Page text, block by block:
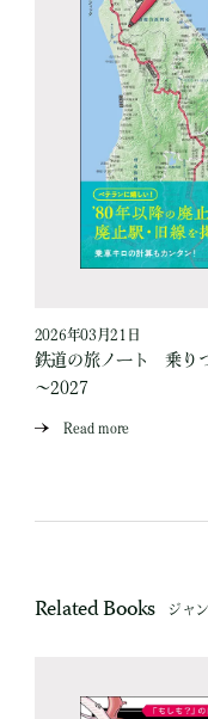
2026年03月21日
鉄道の旅ノート 乗り
～2027
Read more
Related Books ジャ